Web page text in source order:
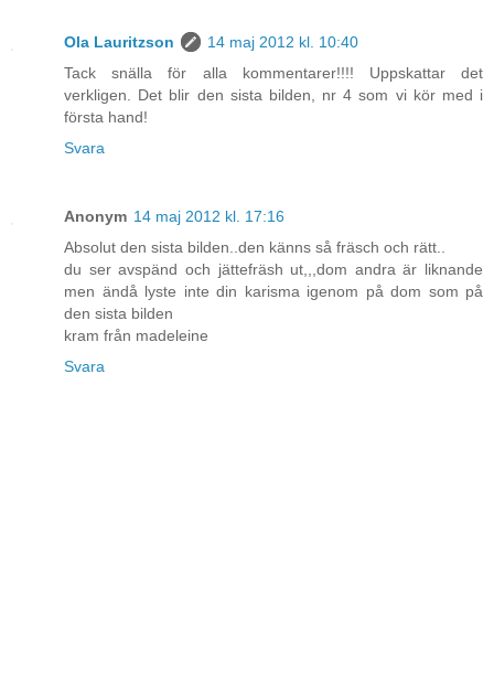
Ola Lauritzson
14 maj 2012 kl. 10:40
Tack snälla för alla kommentarer!!!! Uppskattar det
verkligen. Det blir den sista bilden, nr 4 som vi kör med i
första hand!
Svara
Anonym 14 maj 2012 kl. 17:16
Absolut den sista bilden..den känns så fräsch och rätt..
du ser avspänd och jättefräsh ut,,,dom andra är liknande
men ändå lyste inte din karisma igenom på dom som på
den sista bilden
kram från madeleine
Svara